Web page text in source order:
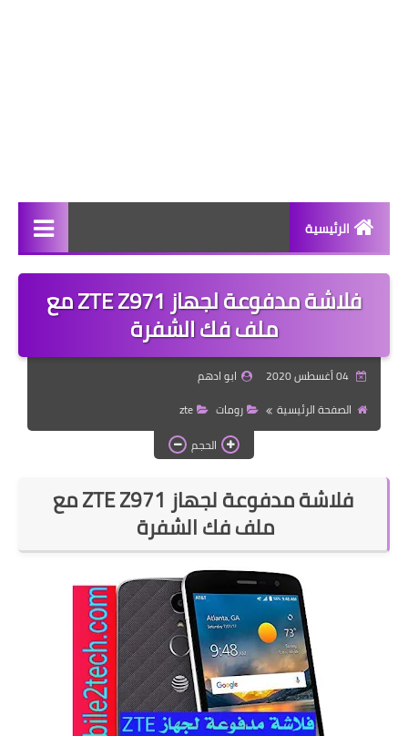
الرئيسية
هــارد وير
ســوفت ويـر
رومـــات
قسم واتساب بلس
فلاشة مدفوعة لجهاز ZTE Z971 مع
ملف فك الشفرة
04 أغسطس 2020
ابو ادهم
الصفحة الرئيسية
رومات
zte
الحجم
فلاشة مدفوعة لجهاز ZTE Z971 مع
ملف فك الشفرة